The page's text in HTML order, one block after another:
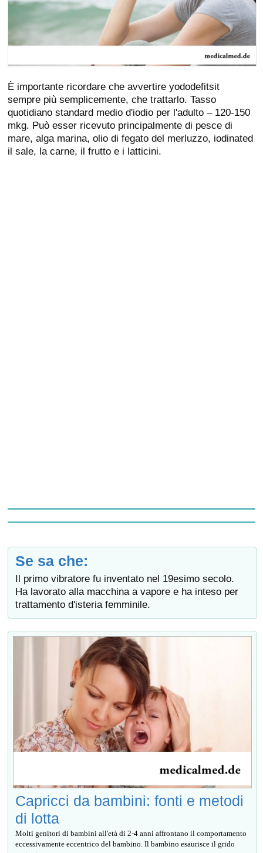
È importante ricordare che avvertire yododefitsit
sempre più semplicemente, che trattarlo. Tasso
quotidiano standard medio d'iodio per l'adulto – 120-150
mkg. Può esser ricevuto principalmente di pesce di
mare, alga marina, olio di fegato del merluzzo, iodinated
il sale, la carne, il frutto e i latticini.
Se sa che:
Il primo vibratore fu inventato nel 19esimo secolo.
Ha lavorato alla macchina a vapore e ha inteso per
trattamento d'isteria femminile.
Capricci da bambini: fonti e metodi
di lotta
Molti genitori di bambini all'età di 2-4 anni affrontano il comportamento
eccessivamente eccentrico del bambino. Il bambino esaurisce il grido